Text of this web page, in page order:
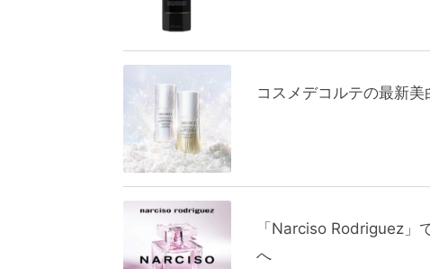
コスメデコルテの最新
「Narciso Rodriguez」
へ